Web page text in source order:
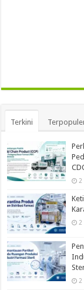
Terkini
2
2
2